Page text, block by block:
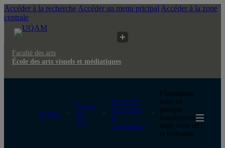
Accéder à la recherche Accéder au menu pricipal Accéder à la zone
centrale
Faculté des arts
École des arts visuels et médiatiques
UQAM
Faculté
des
arts
École des
arts visuels
et
médiatiques
Féminismes
noirs en
pratique :
transmission
orale entre art
et littérature